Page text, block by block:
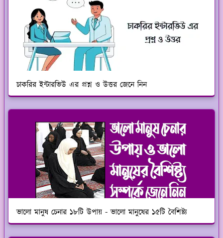
চাকরির ইন্টারভিউ এর প্রশ্ন ও উত্তর জেনে নিন
ভালো মানুষ চেনার ১৮টি উপায় - ভালো মানুষের ১৫টি বৈশিষ্ট্য